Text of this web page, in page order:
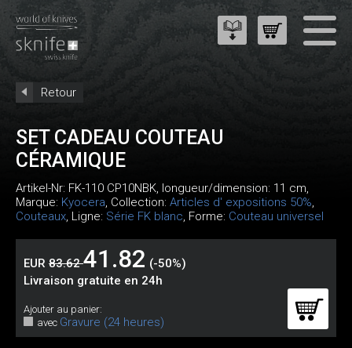
Retour
SET CADEAU COUTEAU
CÉRAMIQUE
Artikel-Nr: FK-110 CP10NBK, longueur/dimension: 11 cm,
Marque: Kyocera, Collection: Articles d' expositions 50%,
Couteaux, Ligne: Série FK blanc, Forme: Couteau universel
EUR 83.6241.82 (-50%)
Livraison gratuite en 24h
Ajouter au panier:
avec Gravure (24 heures)